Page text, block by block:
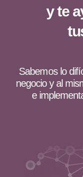
y te
Sabemos lo
negocio y al
e